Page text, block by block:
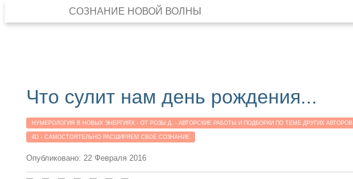
СОЗНАНИЕ НОВОЙ ВОЛНЫ
Что сулит нам день рождения...
НУМЕРОЛОГИЯ В НОВЫХ ЭНЕРГИЯХ - ОТ РОЗЫ Д. - АВТОРСКИЕ РАБОТЫ И ПОДБОРКИ ПО ТЕМЕ ДРУГИХ АВТОРОВ
4D - САМОСТОЯТЕЛЬНО РАСШИРЯЕМ СВОЁ СОЗНАНИЕ
Опубликовано: 22 Февраля 2016